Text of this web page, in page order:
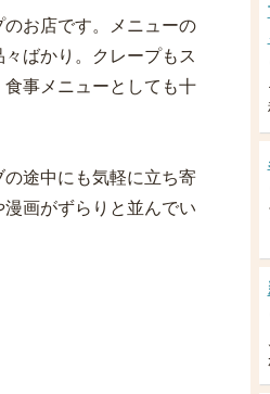
のお店です。メニューの
ばかり。クレープもス
事メニューとしても十
途中にも気軽に立ち寄
画がずらりと並んでい